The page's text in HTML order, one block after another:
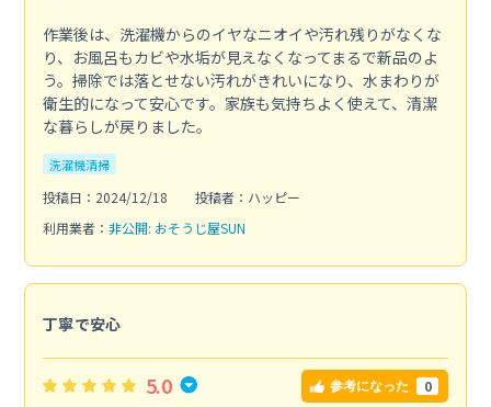
作業後は、洗濯機からのイヤなニオイや汚れ残りがなくな
り、お風呂もカビや水垢が見えなくなってまるで新品のよ
う。掃除では落とせない汚れがきれいになり、水まわりが
衛生的になって安心です。家族も気持ちよく使えて、清潔
な暮らしが戻りました。
洗濯機清掃
投稿日：2024/12/18
投稿者：ハッピー
利用業者： 非公開: おそうじ屋SUN
丁寧で安心
5.0 参考になった 0